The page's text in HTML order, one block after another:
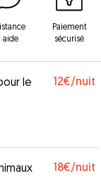
aide
Paiement
sécurisé
le
12€/nuit
18€/nuit